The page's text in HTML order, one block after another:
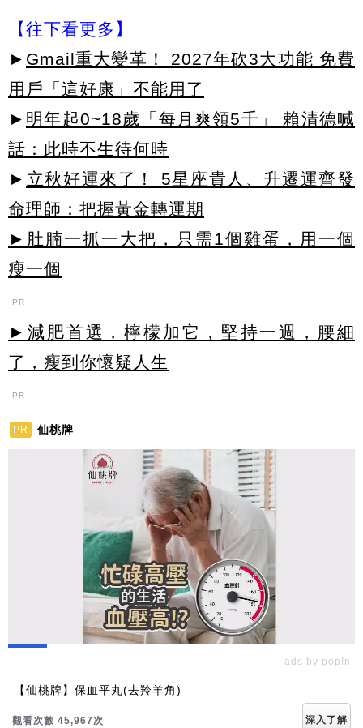
【往下看更多】
► Gmail重大變革！ 2027年砍3大功能 免費
用戶「這好康」不能用了
► 明年起0~18歲「每月爽領5千」 賴清德喊
話：此時不生待何時
► 立秋好運來了！ 5星座貴人、升遷運齊發
命理師：把握黃金轉運期
►肚腩一抓一大把，只需1個雞蛋，用一個
瘦一個
PR
►減肥首選，檸檬加它，堅持一週，腰細
了，瘦到你懷疑人生
PR
PR 仙桃牌
ads by popIn
【仙桃牌】保血平丸(去羚羊角)
觀看次數 45,972次 深入了解